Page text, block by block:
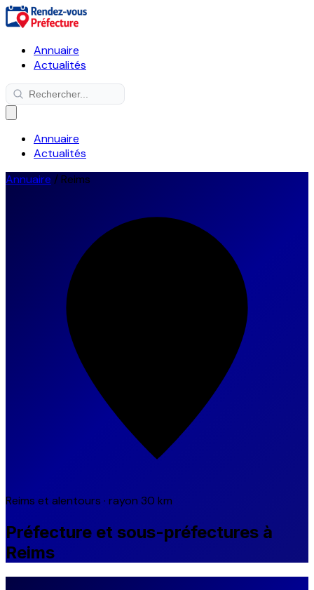
Annuaire
Actualités
Annuaire
Actualités
Annuaire / Reims
Reims et alentours · rayon 30 km
Préfecture et sous-préfectures à
Reims